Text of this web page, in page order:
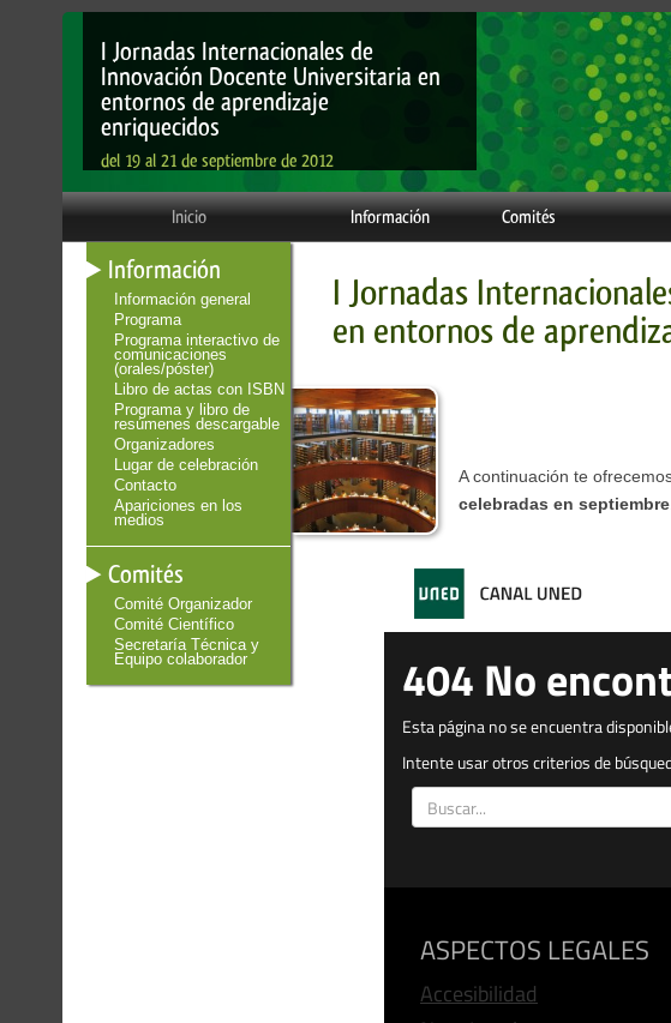
I Jornadas Internacionales de
Innovación Docente Universitaria en
entornos de aprendizaje
enriquecidos
del 19 al 21 de septiembre de 2012
Inicio Información Comités
Información
Información general
Programa
Programa interactivo de
comunicaciones
(orales/póster)
Libro de actas con ISBN
Programa y libro de
resúmenes descargable
Organizadores
Lugar de celebración
Contacto
Apariciones en los
medios
Comités
Comité Organizador
Comité Científico
Secretaría Técnica y
Equipo colaborador
I Jornadas
en entornos de
A continuación te
celebradas en septiembre